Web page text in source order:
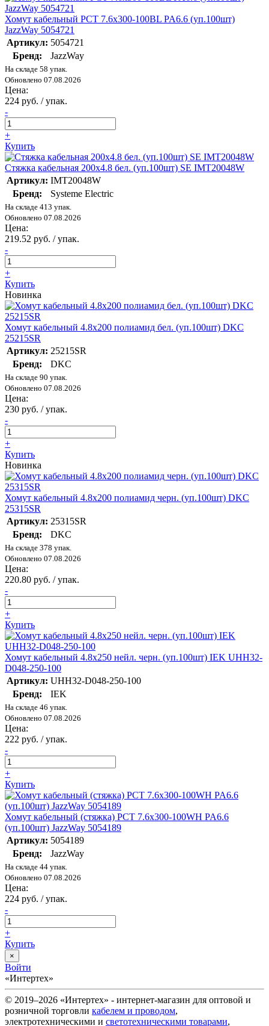
Хомут кабельный PCT 7.6х300-100BL PA6.6 (уп.100шт)
JazzWay 5054721
Артикул: 5054721
Бренд:
JazzWay
На складе 58 упак.
Обновлено 07.08.2026
Цена:
224 руб. / упак.
-
+
Купить
Стяжка кабельная 200х4.8 бел. (уп.100шт) SE IMT20048W
Артикул: IMT20048W
Бренд:
Systeme Electric
На складе 413 упак.
Обновлено 07.08.2026
Цена:
219.52 руб. / упак.
-
+
Купить
Новинка
Хомут кабельный 4.8х200 полиамид бел. (уп.100шт) DKC
25215SR
Артикул: 25215SR
Бренд:
DKC
На складе 90 упак.
Обновлено 07.08.2026
Цена:
230 руб. / упак.
-
+
Купить
Новинка
Хомут кабельный 4.8х200 полиамид черн. (уп.100шт) DKC
25315SR
Артикул: 25315SR
Бренд:
DKC
На складе 378 упак.
Обновлено 07.08.2026
Цена:
220.80 руб. / упак.
-
+
Купить
Хомут кабельный 4.8х250 нейл. черн. (уп.100шт) IEK UHH32-
D048-250-100
Артикул: UHH32-D048-250-100
Бренд:
IEK
На складе 46 упак.
Обновлено 07.08.2026
Цена:
222 руб. / упак.
-
+
Купить
Хомут кабельный (стяжка) PCT 7.6х300-100WH PA6.6
(уп.100шт) JazzWay 5054189
Артикул: 5054189
Бренд:
JazzWay
На складе 44 упак.
Обновлено 07.08.2026
Цена:
224 руб. / упак.
-
+
Купить
×
Войти
«Интертех»
© 2019–2026 «Интертех» - интернет-магазин для оптовой и
розничной торговли кабелем и проводом,
электротехническими и светотехническими товарами,